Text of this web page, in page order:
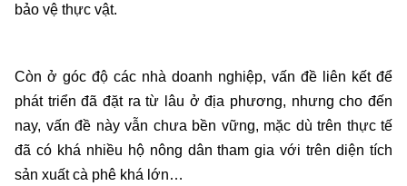
bảo vệ thực vật.
Còn ở góc độ các nhà doanh nghiệp, vấn đề liên kết để
phát triển đã đặt ra từ lâu ở địa phương, nhưng cho đến
nay, vấn đề này vẫn chưa bền vững, mặc dù trên thực tế
đã có khá nhiều hộ nông dân tham gia với trên diện tích
sản xuất cà phê khá lớn…